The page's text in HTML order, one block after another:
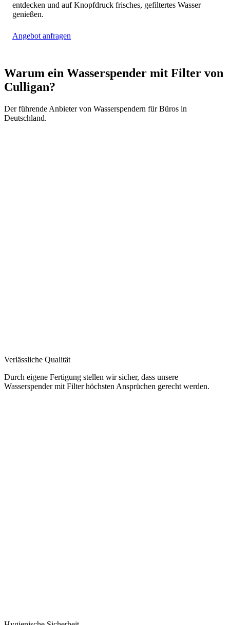
entdecken und auf Knopfdruck frisches, gefiltertes Wasser
genießen.
Angebot anfragen
Warum ein Wasserspender mit Filter von
Culligan?
Der führende Anbieter von Wasserspendern für Büros in
Deutschland.
Verlässliche Qualität
Durch eigene Fertigung stellen wir sicher, dass unsere
Wasserspender mit Filter höchsten Ansprüchen gerecht werden.